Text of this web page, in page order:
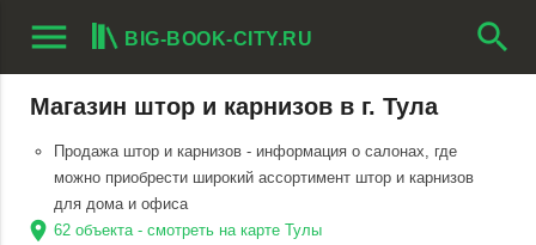
menu BIG-BOOK-CITY.RU search
Магазин штор и карнизов в г. Тула
Продажа штор и карнизов - информация о салонах, где
можно приобрести широкий ассортимент штор и карнизов
для дома и офиса
location_on 62 объекта - смотреть на карте Тулы